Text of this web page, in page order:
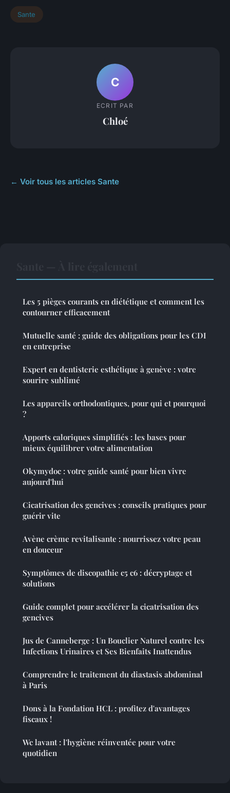
Sante
C
ECRIT PAR
Chloé
← Voir tous les articles Sante
Les 5 pièges courants en diététique et comment les
contourner efficacement
Mutuelle santé : guide des obligations pour les CDI
en entreprise
Expert en dentisterie esthétique à genève : votre
sourire sublimé
Les appareils orthodontiques, pour qui et pourquoi
?
Apports caloriques simplifiés : les bases pour
mieux équilibrer votre alimentation
Okymydoc : votre guide santé pour bien vivre
aujourd'hui
Cicatrisation des gencives : conseils pratiques pour
guérir vite
Avène crème revitalisante : nourrissez votre peau
en douceur
Symptômes de discopathie c5 c6 : décryptage et
solutions
Guide complet pour accélérer la cicatrisation des
gencives
Jus de Canneberge : Un Bouclier Naturel contre les
Infections Urinaires et Ses Bienfaits Inattendus
Comprendre le traitement du diastasis abdominal
à Paris
Dons à la Fondation HCL : profitez d'avantages
fiscaux !
Wc lavant : l'hygiène réinventée pour votre
quotidien